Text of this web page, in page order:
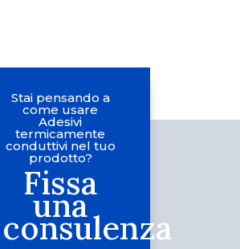
Stai pensando a
come usare
Adesivi
termicamente
conduttivi nel tuo
prodotto?
Fissa
una
consulenza